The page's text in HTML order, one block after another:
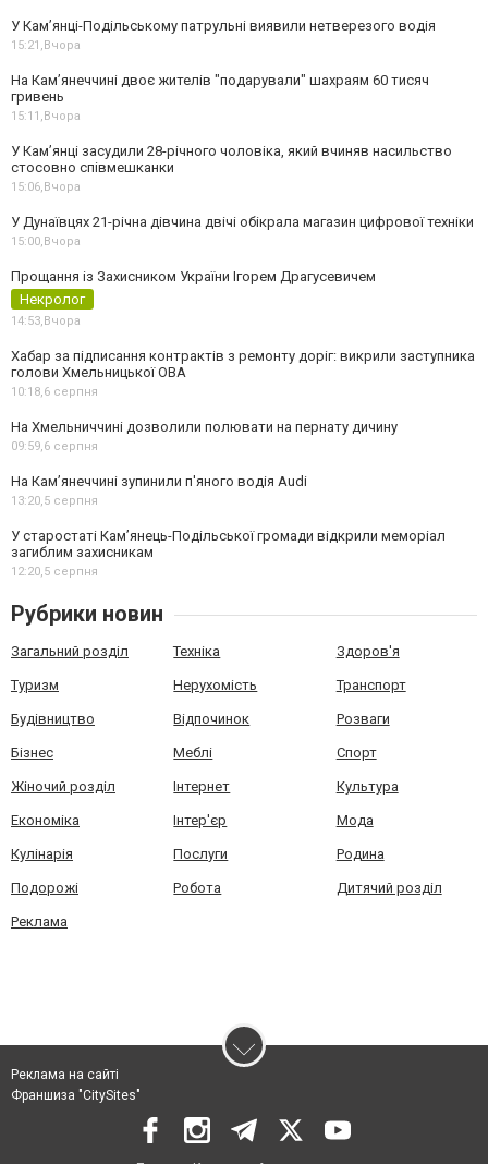
У Кам’янці-Подільському патрульні виявили нетверезого водія
15:21, Вчора
На Камʼянеччині двоє жителів "подарували" шахраям 60 тисяч
гривень
15:11, Вчора
У Камʼянці засудили 28-річного чоловіка, який вчиняв насильство
стосовно співмешканки
15:06, Вчора
У Дунаївцях 21-річна дівчина двічі обікрала магазин цифрової техніки
15:00, Вчора
Прощання із Захисником України Ігорем Драгусевичем
Некролог
14:53, Вчора
Хабар за підписання контрактів з ремонту доріг: викрили заступника
голови Хмельницької ОВА
10:18,6 серпня
На Хмельниччині дозволили полювати на пернату дичину
09:59,6 серпня
На Камʼянеччині зупинили п'яного водія Audi
13:20,5 серпня
У старостаті Кам’янець-Подільської громади відкрили меморіал
загиблим захисникам
12:20,5 серпня
Рубрики новин
Загальний розділ Техніка Здоров'я
Туризм Нерухомість Транспорт
Будівництво Відпочинок Розваги
Бізнес Меблі Спорт
Жіночий розділ Інтернет Культура
Економіка Інтер'єр Мода
Кулінарія Послуги Родина
Подорожі Робота Дитячий розділ
Реклама
Реклама на сайті
Франшиза "CitySites"